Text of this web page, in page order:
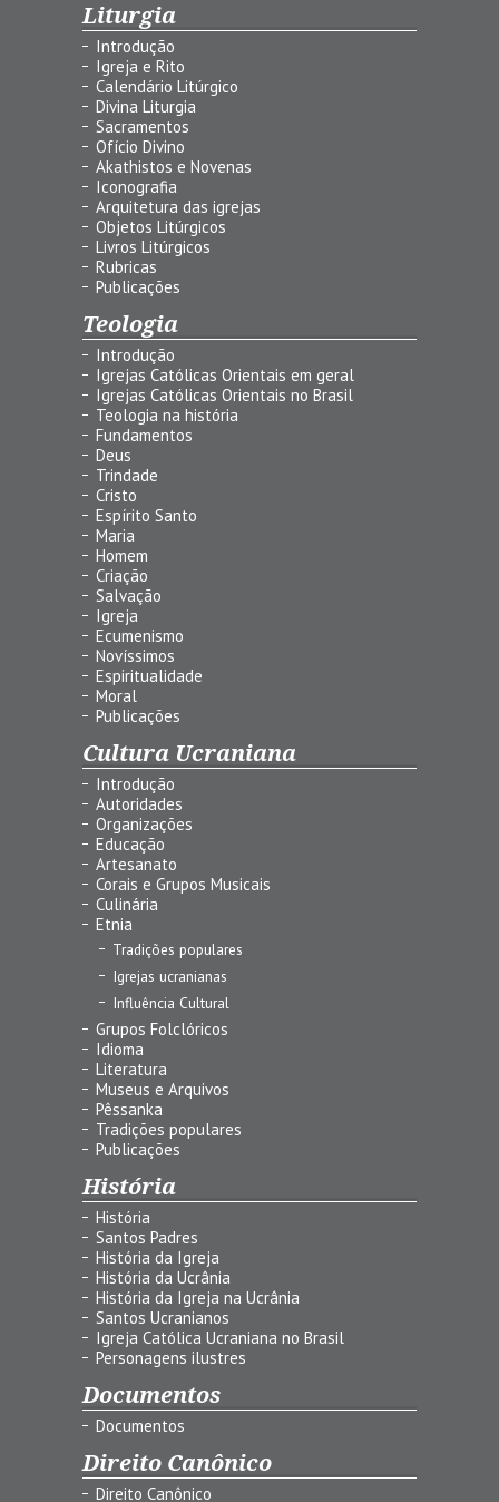
Liturgia
Introdução
Igreja e Rito
Calendário Litúrgico
Divina Liturgia
Sacramentos
Ofício Divino
Akathistos e Novenas
Iconografia
Arquitetura das igrejas
Objetos Litúrgicos
Livros Litúrgicos
Rubricas
Publicações
Teologia
Introdução
Igrejas Católicas Orientais em geral
Igrejas Católicas Orientais no Brasil
Teologia na história
Fundamentos
Deus
Trindade
Cristo
Espírito Santo
Maria
Homem
Criação
Salvação
Igreja
Ecumenismo
Novíssimos
Espiritualidade
Moral
Publicações
Cultura Ucraniana
Introdução
Autoridades
Organizações
Educação
Artesanato
Corais e Grupos Musicais
Culinária
Etnia
Tradições populares
Igrejas ucranianas
Influência Cultural
Grupos Folclóricos
Idioma
Literatura
Museus e Arquivos
Pêssanka
Tradições populares
Publicações
História
História
Santos Padres
História da Igreja
História da Ucrânia
História da Igreja na Ucrânia
Santos Ucranianos
Igreja Católica Ucraniana no Brasil
Personagens ilustres
Documentos
Documentos
Direito Canônico
Direito Canônico